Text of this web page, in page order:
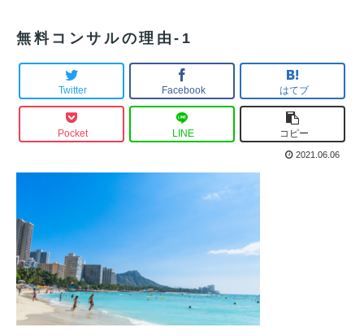
無料コンサルの理由-1
Twitter Facebook はてブ
Pocket LINE コピー
2021.06.06